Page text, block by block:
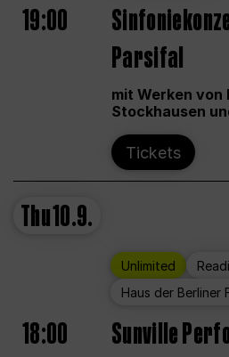
19:00
Parsifal
mit Werken von
Stockhausen
Tickets
Thu10.9.
Unlimited
Haus der Berliner
18:00 Sunville